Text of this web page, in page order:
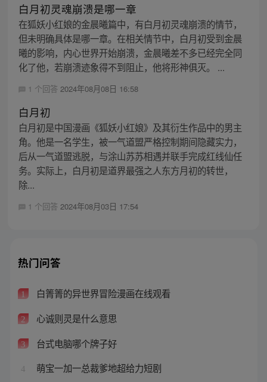
白月初灵魂崩溃是哪一章
在狐妖小红娘的金晨曦篇中，有白月初灵魂崩溃的情节，
但未明确具体是哪一章。在相关情节中，白月初受到金晨
曦的影响，内心世界开始崩溃，金晨曦差不多已经完全同
化了他，若崩溃迹象得不到阻止，他将形神俱灭。 ...
1 个回答 2024年08月08日 16:58
白月初
白月初是中国漫画《狐妖小红娘》及其衍生作品中的男主
角。他是一名学生，被一气道盟严格控制期间隐藏实力，
后从一气道盟逃脱，与涂山苏苏相遇并联手完成红线仙任
务。实际上，白月初是道界最强之人东方月初的转世，
除...
1 个回答 2024年08月03日 17:54
热门问答
1 白箐箐的异世界冒险漫画在线观看
2 心诚则灵是什么意思
3 台式电脑哪个牌子好
4 萌宝一加一总裁爹地超给力短剧